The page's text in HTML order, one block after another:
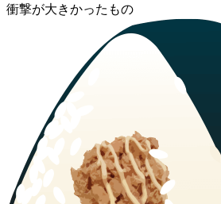
衝撃が大きかったもの